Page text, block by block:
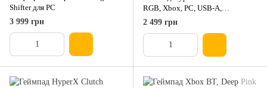
Shifter для PC
3 999 грн
RGB, Xbox, PC, USB-A,
прозрачный
2 499 грн